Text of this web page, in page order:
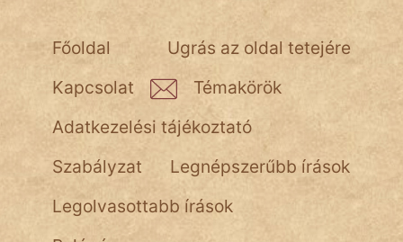
Jób Gedeon
Láron Ádám
mikkamakka
vörös ördög
nagyöreg
Ugrás az oldal tetejére
Főoldal
Kapcsolat
Témakörök
Adatkezelési tájékoztató
Szabályzat
Legnépszerűbb írások
Legolvasottabb írások